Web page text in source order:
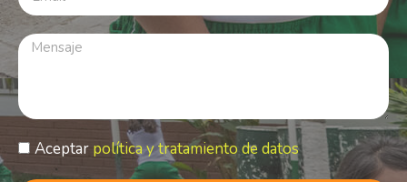
Aceptar política y tratamiento de datos